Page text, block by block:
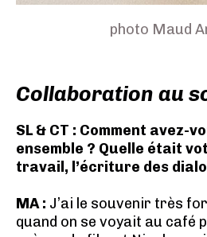
photo Maud
Collaboration au
SL & CT : Comment avez-
ensemble ? Quelle était
travail, l’écriture des
MA : J’ai le souvenir très
quand on se voyait au café